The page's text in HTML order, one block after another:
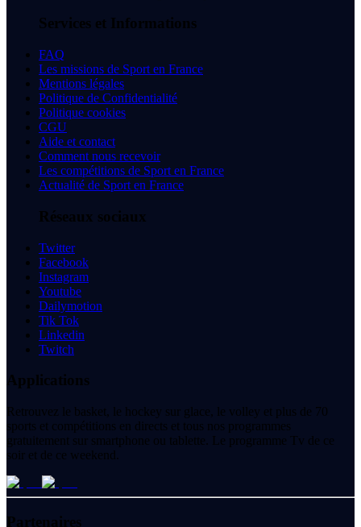
Services et Informations
FAQ
Les missions de Sport en France
Mentions légales
Politique de Confidentialité
Politique cookies
CGU
Aide et contact
Comment nous recevoir
Les compétitions de Sport en France
Actualité de Sport en France
Réseaux sociaux
Twitter
Facebook
Instagram
Youtube
Dailymotion
Tik Tok
Linkedin
Twitch
Applications
Retrouvez le basket, le hockey sur glace, le volley et plus de 70
sports et compétitions en directs et tous nos programmes
gratuitement sur smartphone ou tablette. Le programme Tv de ce
soir et de ce weekend.
Partenaires